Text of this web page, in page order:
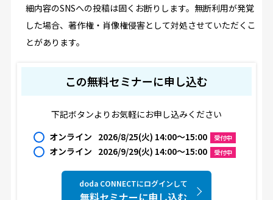
細内容のSNSへの投稿は固くお断りします。無断利用が発覚
した場合、著作権・肖像権侵害として対処させていただくこ
とがあります。
この無料セミナーに申し込む
下記ボタンよりお気軽にお申し込みください
オンライン 2026/8/25(火) 14:00〜15:00 受付中
オンライン 2026/9/29(火) 14:00〜15:00 受付中
doda CONNECTにログインして
無料セミナーに申し込む